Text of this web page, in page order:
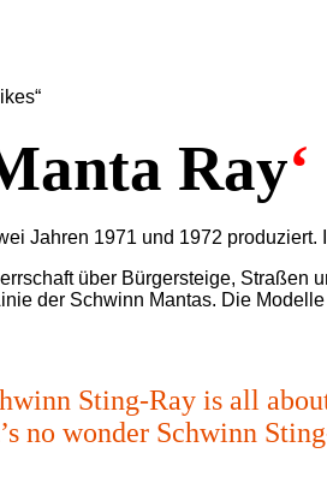
Ray‘
Jahren 1971 und 1972
über Bürgersteige, Straßen
der Schwinn Mantas. Die
Sting-Ray is all
no wonder Schwinn